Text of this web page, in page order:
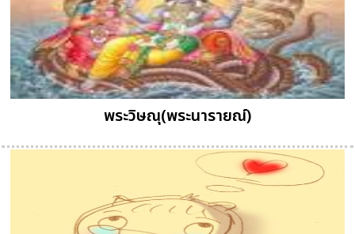
พระวิษณุ(พระนารายณ์)